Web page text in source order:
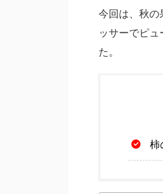
今回は、秋の
ッサーでピ
た。
柿